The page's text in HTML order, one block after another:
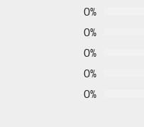
0%
0%
0%
0%
0%